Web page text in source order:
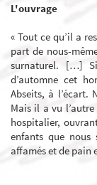
L'ouvrage
« Tout ce qu’il a
part de nous-
surnaturel. […]
d’automne cet
Abseits, à l’écart.
Mais il a vu
hospitalier,
enfants que nous
affamés et de pain
A.